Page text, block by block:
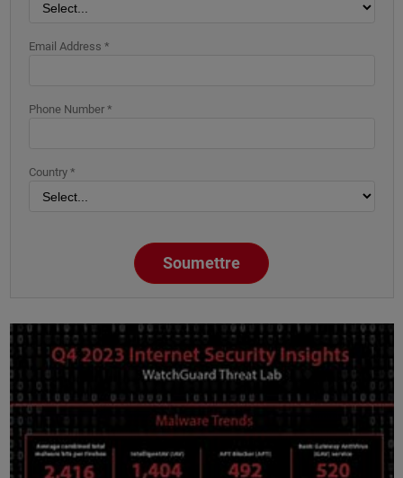
Email Address *
Phone Number *
Country *
Soumettre